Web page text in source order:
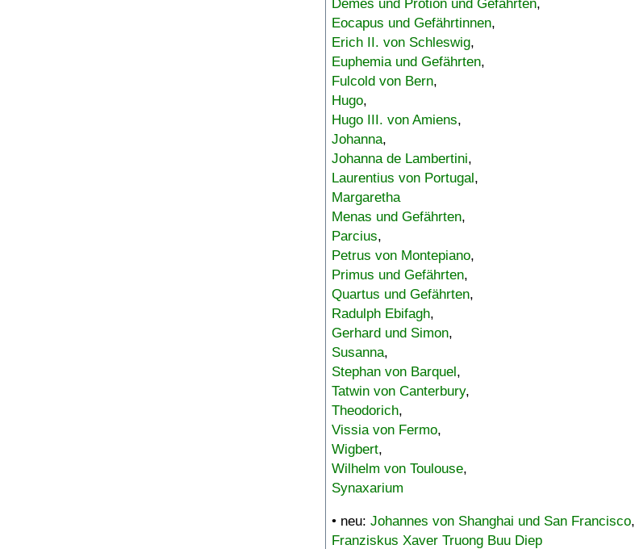
Demes und Protion und Gefährten,
Eocapus und Gefährtinnen,
Erich II. von Schleswig,
Euphemia und Gefährten,
Fulcold von Bern,
Hugo,
Hugo III. von Amiens,
Johanna,
Johanna de Lambertini,
Laurentius von Portugal,
Margaretha
Menas und Gefährten,
Parcius,
Petrus von Montepiano,
Primus und Gefährten,
Quartus und Gefährten,
Radulph Ebifagh,
Gerhard und Simon,
Susanna,
Stephan von Barquel,
Tatwin von Canterbury,
Theodorich,
Vissia von Fermo,
Wigbert,
Wilhelm von Toulouse,
Synaxarium
• neu: Johannes von Shanghai und San Francisco,
Franziskus Xaver Truong Buu Diep